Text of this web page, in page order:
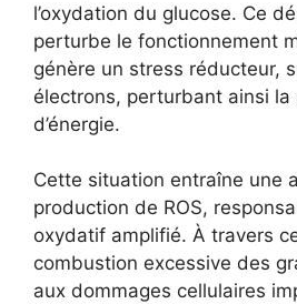
l’oxydation du glucose. Ce
perturbe le fonctionnement
génère un stress réducteur,
électrons, perturbant ainsi la
d’énergie.
Cette situation entraîne une
production de ROS,
oxydatif amplifié. À travers
combustion excessive des
aux dommages cellulaires